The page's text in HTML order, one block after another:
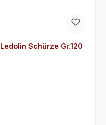
Ledolin Schürze Gr.120